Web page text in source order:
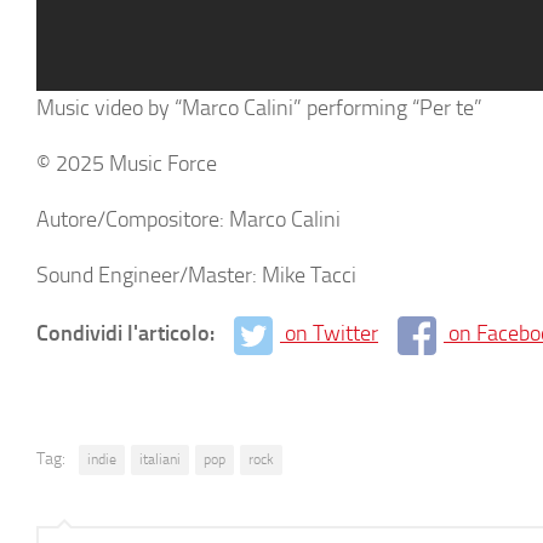
Music video by “Marco Calini” performing “Per te”
© 2025 Music Force
Autore/Compositore: Marco Calini
Sound Engineer/Master: Mike Tacci
Condividi l'articolo: on Twitter on
Tag: indie italiani pop rock